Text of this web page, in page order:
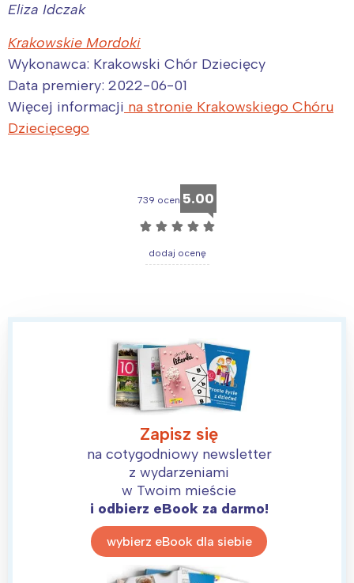
Eliza Idczak
Krakowskie Mordoki
Wykonawca: Krakowski Chór Dziecięcy
Data premiery: 2022-06-01
Więcej informacji na stronie Krakowskiego Chóru
Dziecięcego
739 ocen 5.00
☆ ☆ ☆ ☆ ☆
dodaj ocenę
Zapisz się
na cotygodniowy newsletter
z wydarzeniami
w Twoim mieście
i odbierz eBook za darmo!
wybierz eBook dla siebie